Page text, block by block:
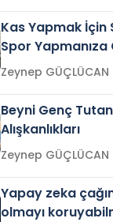
Kas Yapmak İçin
Spor Yapmanıza
Zeynep GÜÇLÜCAN
Beyni Genç
Alışkanlıkları
Zeynep GÜÇLÜCAN
Yapay zeka
olmayı